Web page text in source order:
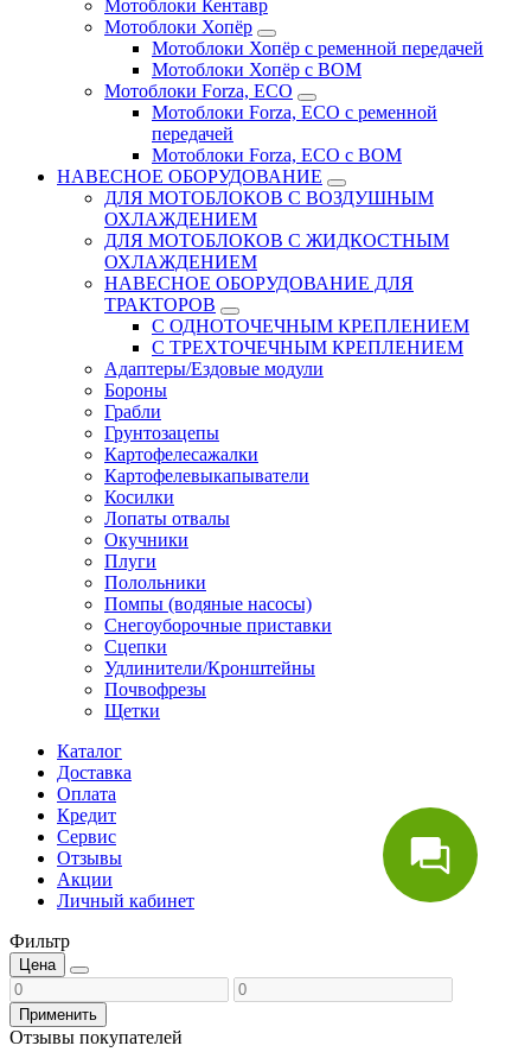
Мотоблоки Кентавр
Мотоблоки Хопёр
Мотоблоки Хопёр с ременной передачей
Мотоблоки Хопёр с ВОМ
Мотоблоки Forza, ECO
Мотоблоки Forza, ЕСО с ременной
передачей
Мотоблоки Forza, ЕСО с ВОМ
НАВЕСНОЕ ОБОРУДОВАНИЕ
ДЛЯ МОТОБЛОКОВ С ВОЗДУШНЫМ
ОХЛАЖДЕНИЕМ
ДЛЯ МОТОБЛОКОВ С ЖИДКОСТНЫМ
ОХЛАЖДЕНИЕМ
НАВЕСНОЕ ОБОРУДОВАНИЕ ДЛЯ
ТРАКТОРОВ
С ОДНОТОЧЕЧНЫМ КРЕПЛЕНИЕМ
С ТРЕХТОЧЕЧНЫМ КРЕПЛЕНИЕМ
Адаптеры/Ездовые модули
Бороны
Грабли
Грунтозацепы
Картофелесажалки
Картофелевыкапыватели
Косилки
Лопаты отвалы
Окучники
Плуги
Полольники
Помпы (водяные насосы)
Снегоуборочные приставки
Сцепки
Удлинители/Кронштейны
Почвофрезы
Щетки
Каталог
Доставка
Оплата
Кредит
Сервис
Отзывы
Акции
Личный кабинет
Фильтр
Цена
Применить
Отзывы покупателей